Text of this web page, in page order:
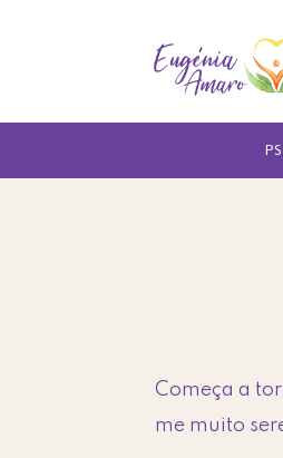
content
Começa a
me muito